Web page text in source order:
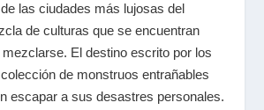
las ciudades más lujosas del
de culturas que se encuentran
El destino escrito por los
de monstruos entrañables
escapar a sus desastres personales.